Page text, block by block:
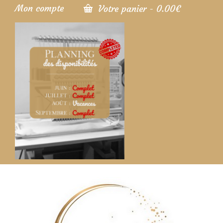
Mon compte Votre panier - 0.00€